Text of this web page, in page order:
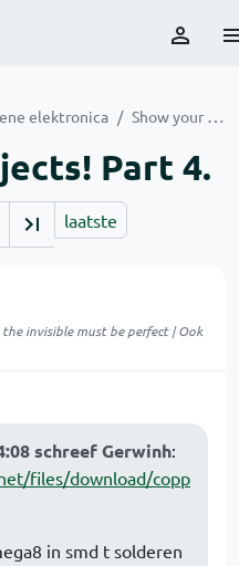
elektronica Show your projects! Part 4.
Part 4.
laatste
invisible must be perfect | Ook
schreef Gerwinh:
files/download/copp
in smd t solderen